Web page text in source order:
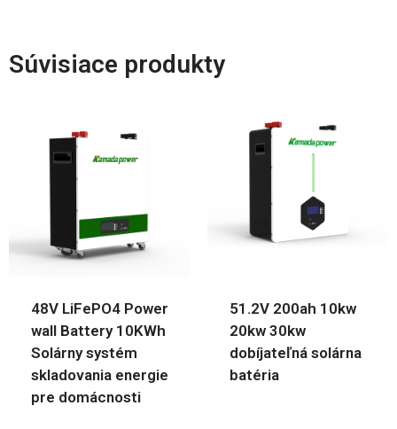
Súvisiace produkty
48V LiFePO4 Power
wall Battery 10KWh
Solárny systém
skladovania energie
pre domácnosti
51.2V 200ah 10kw
20kw 30kw
dobíjateľná solárna
batéria